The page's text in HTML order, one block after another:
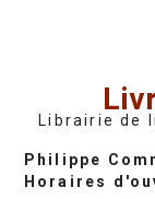
Librairie de